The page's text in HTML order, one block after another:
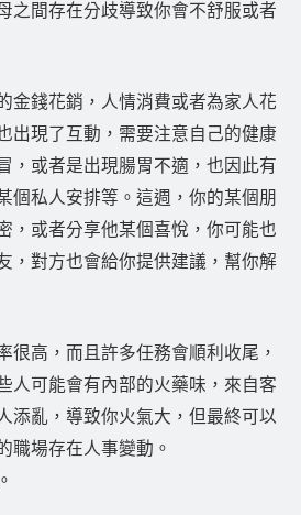
之間存在分歧導致你會不舒服或者
金錢花銷，人情消費或者為家人花
出現了互動，需要注意自己的健康
，或者是出現腸胃不適，也因此有
個私人安排等。這週，你的某個朋
，或者分享他某個喜悅，你可能也
，對方也會給你提供建議，幫你解
很高，而且許多任務會順利收尾，
人可能會有內部的火藥味，來自客
添亂，導致你火氣大，但最終可以
職場存在人事變動。